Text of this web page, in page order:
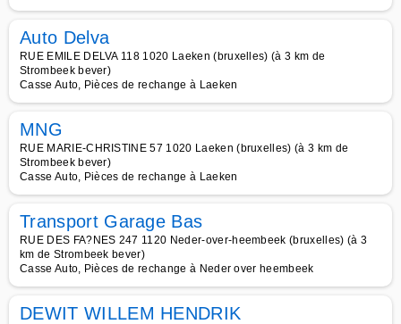
Auto Delva
RUE EMILE DELVA 118 1020 Laeken (bruxelles) (à 3 km de
Strombeek bever)
Casse Auto, Pièces de rechange à Laeken
MNG
RUE MARIE-CHRISTINE 57 1020 Laeken (bruxelles) (à 3 km de
Strombeek bever)
Casse Auto, Pièces de rechange à Laeken
Transport Garage Bas
RUE DES FA?NES 247 1120 Neder-over-heembeek (bruxelles) (à 3
km de Strombeek bever)
Casse Auto, Pièces de rechange à Neder over heembeek
DEWIT WILLEM HENDRIK